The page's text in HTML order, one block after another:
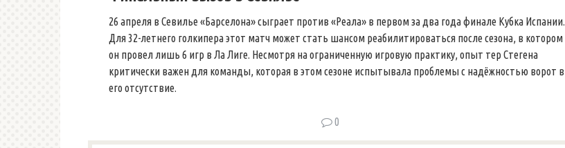
26 апреля в Севилье «Барселона» сыграет против «Реала» в первом за два года финале Кубка Испании.
Для 32-летнего голкипера этот матч может стать шансом реабилитироваться после сезона, в котором
он провел лишь 6 игр в Ла Лиге. Несмотря на ограниченную игровую практику, опыт тер Стегена
критически важен для команды, которая в этом сезоне испытывала проблемы с надёжностью ворот в
его отсутствие.
0